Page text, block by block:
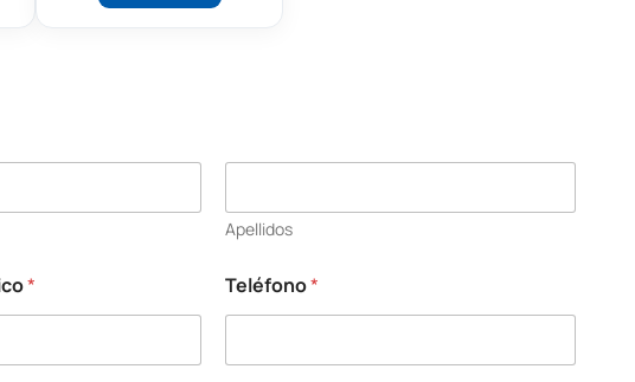
Apellidos
* Teléfono*